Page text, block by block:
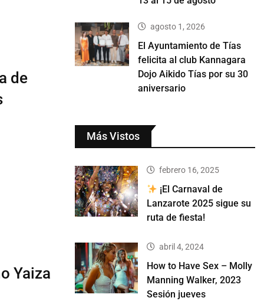
de
Yaiza
agosto 1, 2026
El Ayuntamiento de Tías
felicita al club Kannagara
Dojo Aikido Tías por su 30
aniversario
Más Vistos
febrero 16, 2025
¡El Carnaval de
Lanzarote 2025 sigue su
ruta de fiesta!
abril 4, 2024
How to Have Sex – Molly
Manning Walker, 2023
Sesión jueves